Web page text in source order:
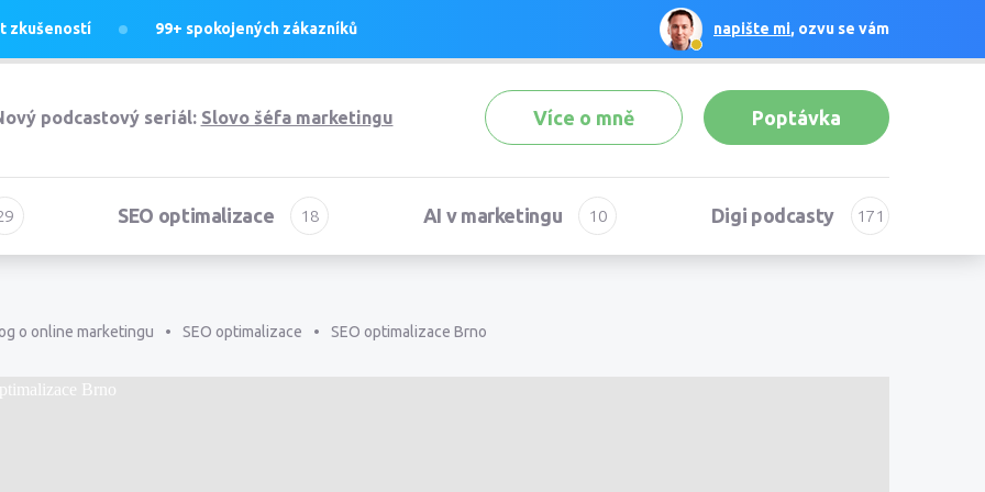
zkušeností 99+ spokojených zákazníků napište mi, ozvu se vám
podcastový seriál: Slovo šéfa marketingu Více o mně Poptávka
SEO optimalizace AI v marketingu Digi podcasty
o online marketingu SEO optimalizace SEO optimalizace Brno